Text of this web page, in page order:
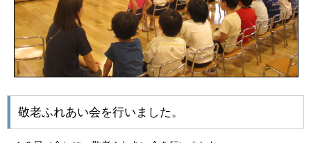
敬老ふれあい会を行いました。